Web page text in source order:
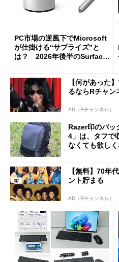
PC市場の逆風下でMicrosoft
が仕掛ける“サプライズ”と
は？ 2026年後半のSurface
【何があった
るならRチャン
AD（Rチャンネル）
Razer印のバ
4」は、タフで
なくても欲し
【無料】70年
ント貯まる
AD（Rチャンネル）